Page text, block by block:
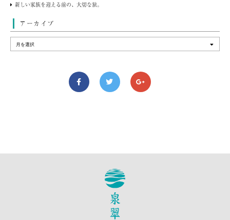
新しい家族を迎える前の、大切な旅。
アーカイブ